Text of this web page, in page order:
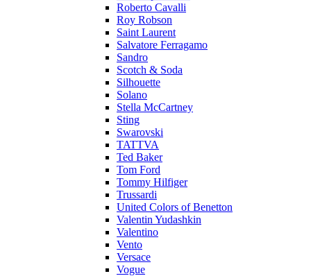
Roberto Cavalli
Roy Robson
Saint Laurent
Salvatore Ferragamo
Sandro
Scotch & Soda
Silhouette
Solano
Stella McCartney
Sting
Swarovski
TATTVA
Ted Baker
Tom Ford
Tommy Hilfiger
Trussardi
United Colors of Benetton
Valentin Yudashkin
Valentino
Vento
Versace
Vogue